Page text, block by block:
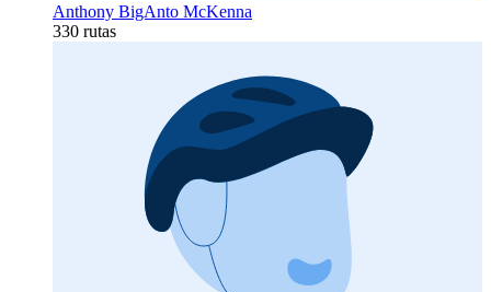
Anthony BigAnto McKenna
330 rutas